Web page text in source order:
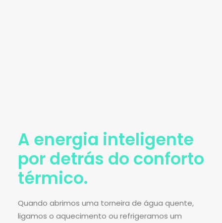
A energia inteligente
por detrás do conforto
térmico.
Quando abrimos uma torneira de água quente,
ligamos o aquecimento ou refrigeramos um